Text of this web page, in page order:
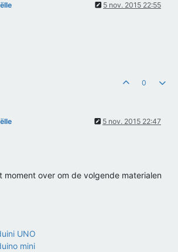
5 nov. 2015 22:55
0
5 nov. 2015 22:47
moment over om de volgende materialen
UNO
mini